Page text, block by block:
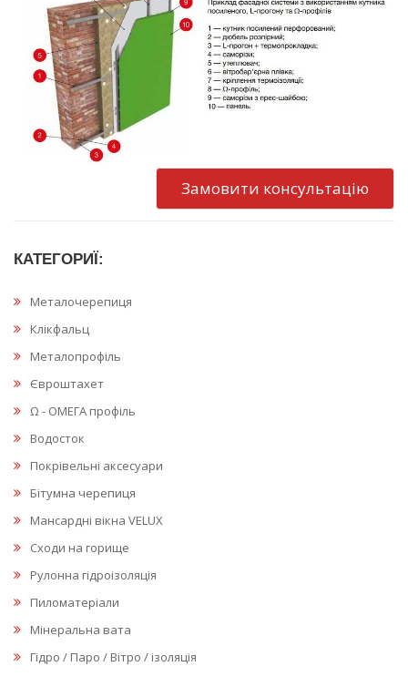
Замовити консультацію
КАТЕГОРИЇ:
Металочерепиця
Клікфальц
Металопрофіль
Євроштахет
Ω - ОМЕГА профіль
Водосток
Покрівельні аксесуари
Бітумна черепиця
Мансардні вікна VELUX
Сходи на горище
Рулонна гідроізоляція
Пиломатеріали
Мінеральна вата
Гідро / Паро / Вітро / ізоляція